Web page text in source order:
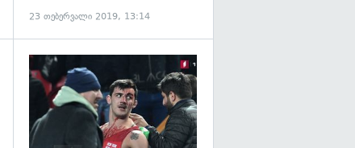
23 თებერვალი 2019, 13:14
გადახედვა